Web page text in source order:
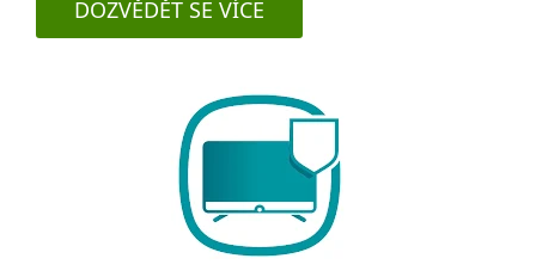
DOZVĚDĚT SE VÍCE